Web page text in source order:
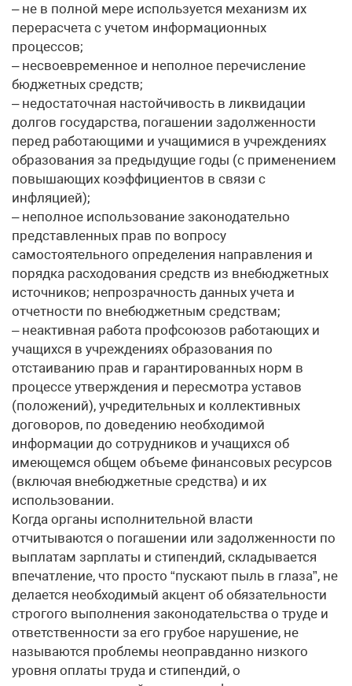
– не в полной мере используется механизм их
перерасчета с учетом информационных
процессов;
– несвоевременное и неполное перечисление
бюджетных средств;
– недостаточная настойчивость в ликвидации
долгов государства, погашении задолженности
перед работающими и учащимися в учреждениях
образования за предыдущие годы (с применением
повышающих коэффициентов в связи с
инфляцией);
– неполное использование законодательно
представленных прав по вопросу
самостоятельного определения направления и
порядка расходования средств из внебюджетных
источников; непрозрачность данных учета и
отчетности по внебюджетным средствам;
– неактивная работа профсоюзов работающих и
учащихся в учреждениях образования по
отстаиванию прав и гарантированных норм в
процессе утверждения и пересмотра уставов
(положений), учредительных и коллективных
договоров, по доведению необходимой
информации до сотрудников и учащихся об
имеющемся общем объеме финансовых ресурсов
(включая внебюджетные средства) и их
использовании.
Когда органы исполнительной власти
отчитываются о погашении или задолженности по
выплатам зарплаты и стипендий, складывается
впечатление, что просто “пускают пыль в глаза”, не
делается необходимый акцент об обязательности
строгого выполнения законодательства о труде и
ответственности за его грубое нарушение, не
называются проблемы неоправданно низкого
уровня оплаты труда и стипендий, о